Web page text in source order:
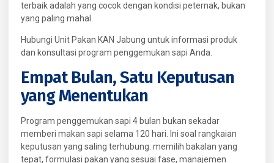
terbaik adalah yang cocok dengan kondisi peternak, bukan
yang paling mahal.
Hubungi Unit Pakan KAN Jabung untuk informasi produk
dan konsultasi program penggemukan sapi Anda.
Empat Bulan, Satu Keputusan
yang Menentukan
Program penggemukan sapi 4 bulan bukan sekadar
memberi makan sapi selama 120 hari. Ini soal rangkaian
keputusan yang saling terhubung: memilih bakalan yang
tepat, formulasi pakan yang sesuai fase, manajemen